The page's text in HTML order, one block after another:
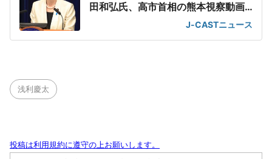
田和弘氏、高市首相の熊本視察動画
J-CASTニュース
浅利慶太